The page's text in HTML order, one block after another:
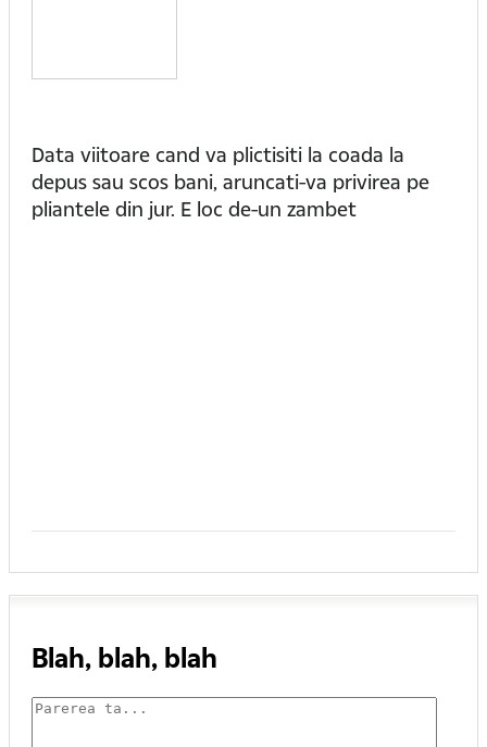
Data viitoare cand va plictisiti la coada la
depus sau scos bani, aruncati-va privirea pe
pliantele din jur. E loc de-un zambet
Blah, blah, blah